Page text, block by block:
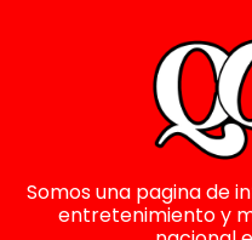
Somos una pagina de
entretenimiento y